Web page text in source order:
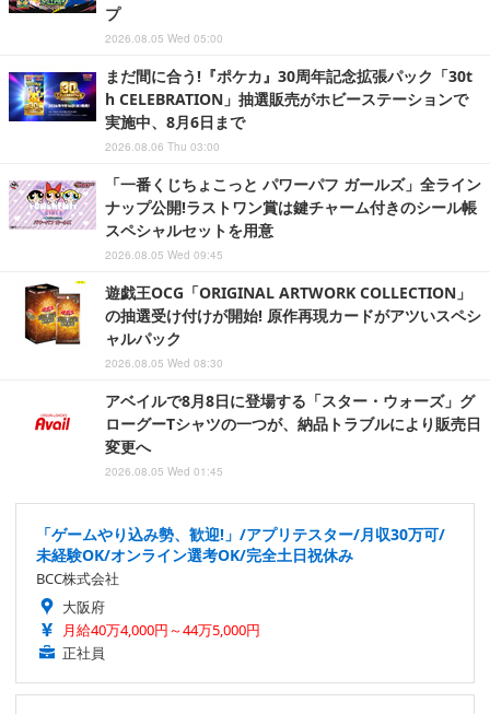
プ
2026.08.05 Wed 05:00
まだ間に合う!『ポケカ』30周年記念拡張パック「30t
h CELEBRATION」抽選販売がホビーステーションで
実施中、8月6日まで
2026.08.06 Thu 03:00
「一番くじちょこっと パワーパフ ガールズ」全ライン
ナップ公開!ラストワン賞は鍵チャーム付きのシール帳
スペシャルセットを用意
2026.08.05 Wed 09:45
遊戯王OCG「ORIGINAL ARTWORK COLLECTION」
の抽選受け付けが開始! 原作再現カードがアツいスペシ
ャルパック
2026.08.05 Wed 08:30
アベイルで8月8日に登場する「スター・ウォーズ」グ
ローグーTシャツの一つが、納品トラブルにより販売日
変更へ
2026.08.05 Wed 01:45
「ゲームやり込み勢、歓迎!」/アプリテスター/月収30万可/
未経験OK/オンライン選考OK/完全土日祝休み
BCC株式会社
大阪府
月給40万4,000円～44万5,000円
正社員